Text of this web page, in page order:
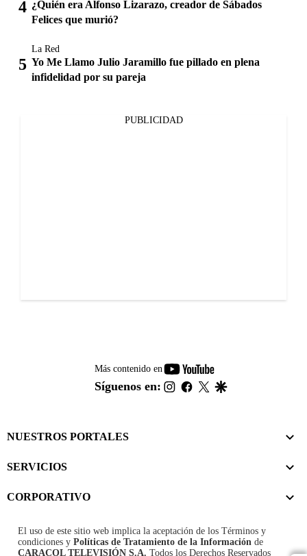
¿Quién era Alfonso Lizarazo, creador de Sábados
Felices que murió?
La Red
Yo Me Llamo Julio Jaramillo fue pillado en plena
infidelidad por su pareja
PUBLICIDAD
Más contenido en
youtube-
footer
Síguenos en: instagram
facebook
twitter
NUESTROS PORTALES
SERVICIOS
CORPORATIVO
El uso de este sitio web implica la aceptación de los Términos y
condiciones y Políticas de Tratamiento de la Información de
CARACOL TELEVISIÓN S.A. Todos los Derechos Reservados